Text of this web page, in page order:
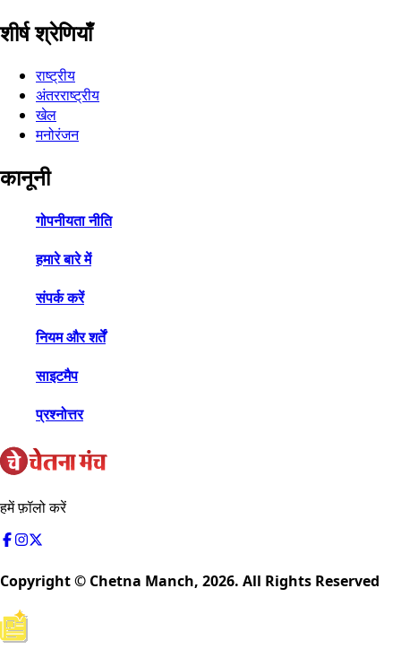
शीर्ष श्रेणियाँ
राष्ट्रीय
अंतरराष्ट्रीय
खेल
मनोरंजन
कानूनी
गोपनीयता नीति
हमारे बारे में
संपर्क करें
नियम और शर्तें
साइटमैप
प्रश्नोत्तर
हमें फ़ॉलो करें
Copyright © Chetna Manch, 2026. All Rights Reserved